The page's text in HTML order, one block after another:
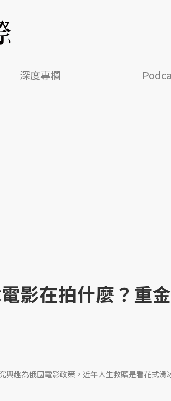
深度專欄
影在拍什麼？重
興趣為俄國電影政策，近年人生救贖是看花式滑